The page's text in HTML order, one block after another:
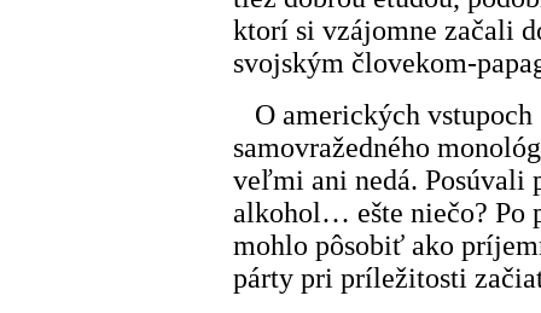
ktorí si vzájomne začali
svojským človekom-
O amerických vstupoch
samovražedného
veľmi ani nedá. Posúvali
alkohol… ešte niečo? Po
mohlo pôsobiť ako
párty pri príležitosti